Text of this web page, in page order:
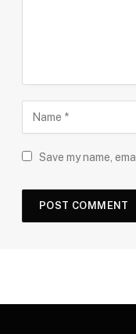
Save my name,